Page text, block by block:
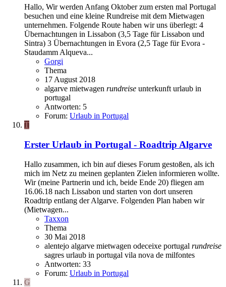
Hallo, Wir werden Anfang Oktober zum ersten mal Portugal
besuchen und eine kleine Rundreise mit dem Mietwagen
unternehmen. Folgende Route haben wir uns überlegt: 4
Übernachtungen in Lissabon (3,5 Tage für Lissabon und
Sintra) 3 Übernachtungen in Evora (2,5 Tage für Evora -
Staudamm Alqueva...
Gorgi
Thema
17 August 2018
algarve mietwagen rundreise unterkunft urlaub in
portugal
Antworten: 5
Forum: Urlaub in Portugal
T
Erster Urlaub in Portugal - Roadtrip Algarve
Hallo zusammen, ich bin auf dieses Forum gestoßen, als ich
mich im Netz zu meinen geplanten Zielen informieren wollte.
Wir (meine Partnerin und ich, beide Ende 20) fliegen am
16.06.18 nach Lissabon und starten von dort unseren
Roadtrip entlang der Algarve. Folgenden Plan haben wir
(Mietwagen...
Taxxon
Thema
30 Mai 2018
alentejo algarve mietwagen odeceixe portugal rundreise
sagres urlaub in portugal vila nova de milfontes
Antworten: 33
Forum: Urlaub in Portugal
G